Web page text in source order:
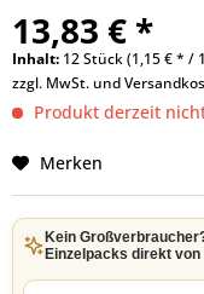
13,83 € *
Inhalt: 12 Stück (1,15 € * /
zzgl. MwSt. und
Produkt derzeit
Merken
Kein
Einzelpacks direkt